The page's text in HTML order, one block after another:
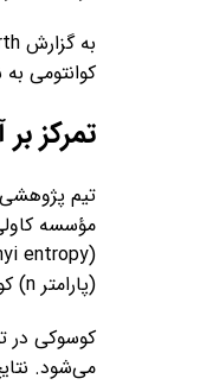
کوانتومی
تمرکز
تیم
مؤسسه
(پارامتر n) کوچک باشد و مرز ناحیه مورد بررسی کروی فرض شود، این جهان‌شمولی به وضوح ظاهر می‌شود.
کوسوکی در
می‌شود.